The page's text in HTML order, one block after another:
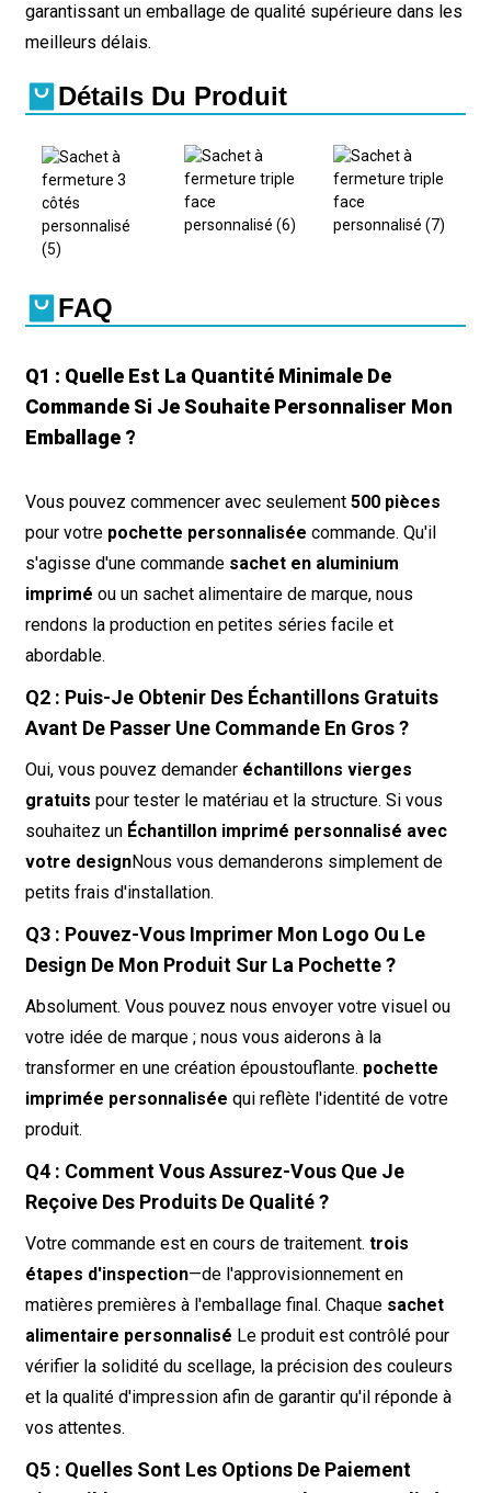
garantissant un emballage de qualité supérieure dans les
meilleurs délais.
Détails Du Produit
FAQ
Q1 : Quelle Est La Quantité Minimale De
Commande Si Je Souhaite Personnaliser Mon
Emballage ?
Vous pouvez commencer avec seulement 500 pièces
pour votre pochette personnalisée commande. Qu'il
s'agisse d'une commande sachet en aluminium
imprimé ou un sachet alimentaire de marque, nous
rendons la production en petites séries facile et
abordable.
Q2 : Puis-Je Obtenir Des Échantillons Gratuits
Avant De Passer Une Commande En Gros ?
Oui, vous pouvez demander échantillons vierges
gratuits pour tester le matériau et la structure. Si vous
souhaitez un Échantillon imprimé personnalisé avec
votre designNous vous demanderons simplement de
petits frais d'installation.
Q3 : Pouvez-Vous Imprimer Mon Logo Ou Le
Design De Mon Produit Sur La Pochette ?
Absolument. Vous pouvez nous envoyer votre visuel ou
votre idée de marque ; nous vous aiderons à la
transformer en une création époustouflante. pochette
imprimée personnalisée qui reflète l'identité de votre
produit.
Q4 : Comment Vous Assurez-Vous Que Je
Reçoive Des Produits De Qualité ?
Votre commande est en cours de traitement. trois
étapes d'inspection—de l'approvisionnement en
matières premières à l'emballage final. Chaque sachet
alimentaire personnalisé Le produit est contrôlé pour
vérifier la solidité du scellage, la précision des couleurs
et la qualité d'impression afin de garantir qu'il réponde à
vos attentes.
Q5 : Quelles Sont Les Options De Paiement